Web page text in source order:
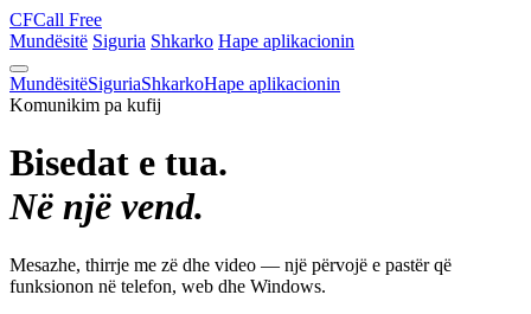
CFCall Free
Mundësitë Siguria Shkarko Hape aplikacionin
MundësitëSiguriaShkarkoHape aplikacionin
Komunikim pa kufij
Bisedat e tua.
Në një vend.
Mesazhe, thirrje me zë dhe video — një përvojë e pastër që
funksionon në telefon, web dhe Windows.